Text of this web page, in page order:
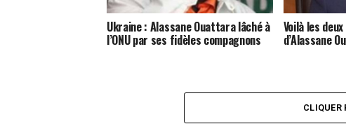
Ukraine : Alassane Ouattara lâché à
l’ONU par ses fidèles compagnons
Voilà les
d’Alassane
CLIQUER